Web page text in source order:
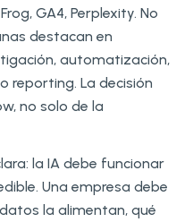
GA4, Perplexity. No
destacan en
automatización,
reporting. La decisión
no solo de la
la IA debe funcionar
Una empresa debe
la alimentan, qué